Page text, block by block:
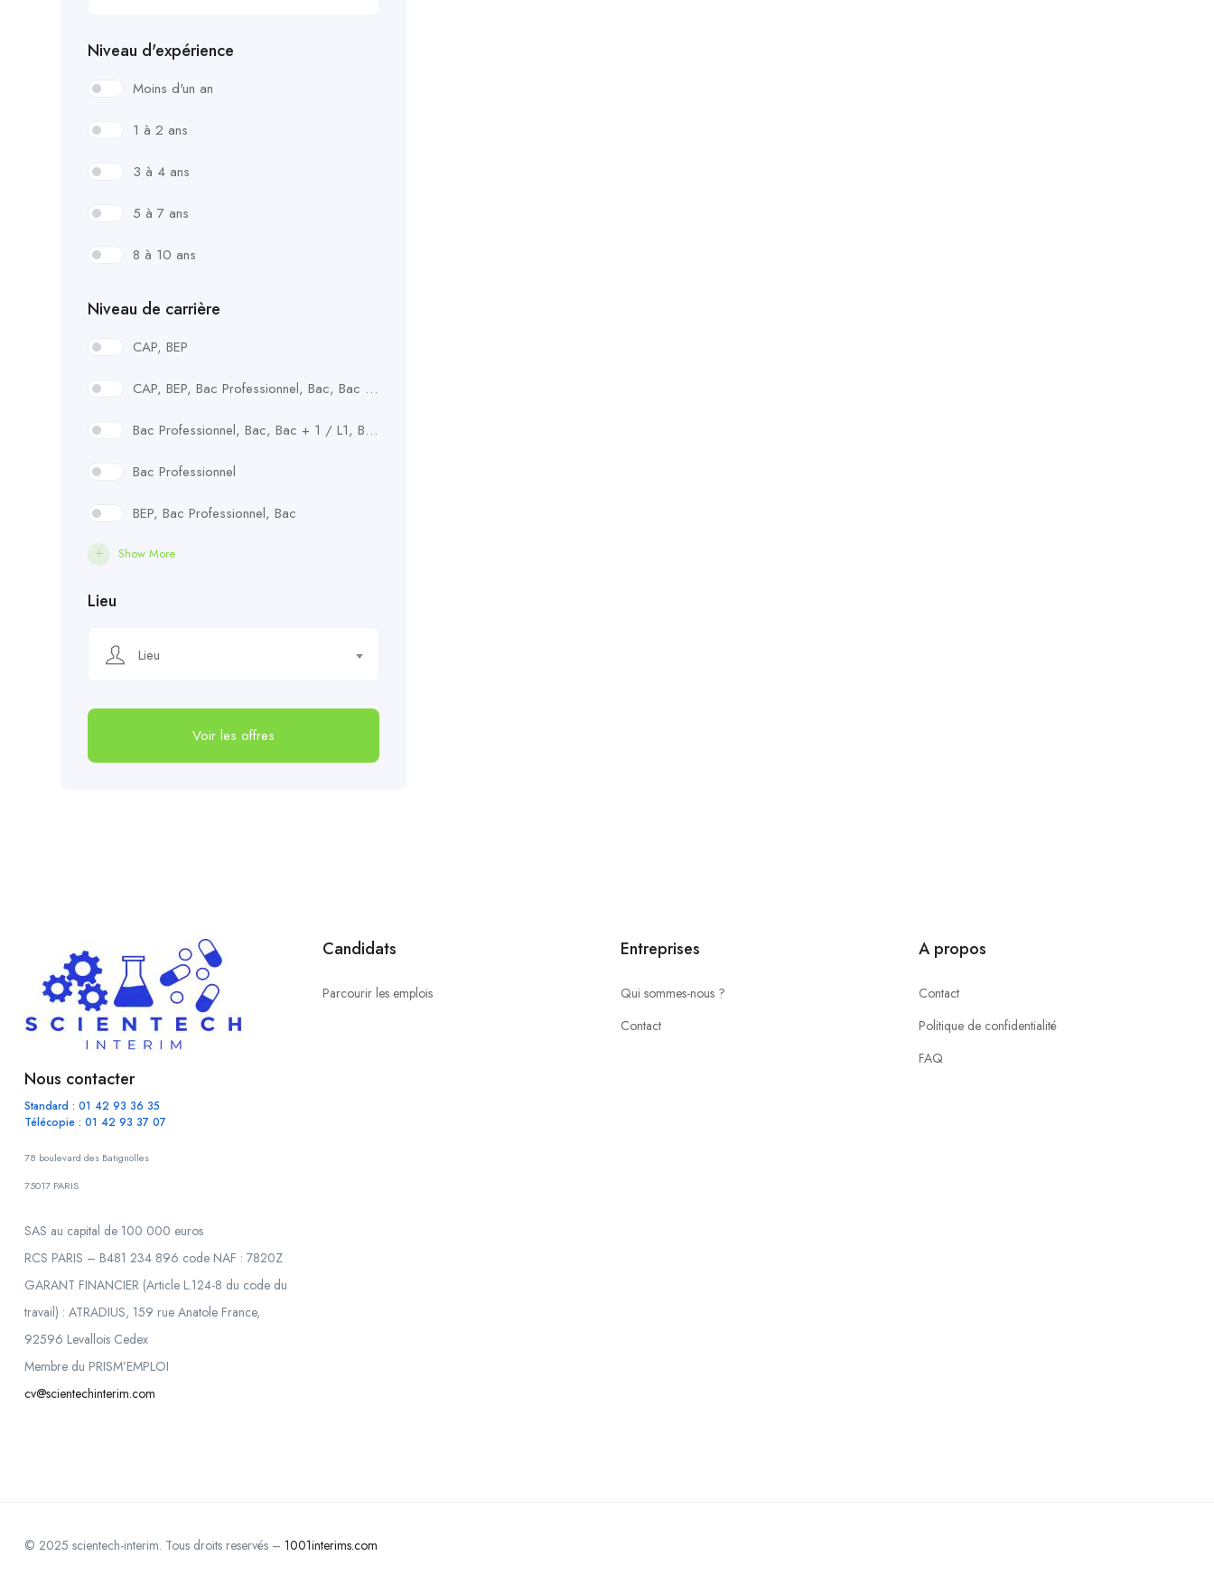
Niveau d'expérience
Moins d'un an
1 à 2 ans
3 à 4 ans
5 à 7 ans
8 à 10 ans
Niveau de carrière
CAP, BEP
CAP, BEP, Bac Professionnel, Bac, Bac + 1 / L1, Bac + 2 / L2
Bac Professionnel, Bac, Bac + 1 / L1, Bac + 2 / L2
Bac Professionnel
BEP, Bac Professionnel, Bac
Show More
Lieu
Lieu
Voir les offres
Nous contacter
Standard : 01 42 93 36 35
Télécopie : 01 42 93 37 07
78 boulevard des Batignolles
75017 PARIS
SAS au capital de 100 000 euros
RCS PARIS – B481 234 896 code NAF : 7820Z
GARANT FINANCIER (Article L.124-8 du code du
travail) : ATRADIUS, 159 rue Anatole France,
92596 Levallois Cedex
Membre du PRISM’EMPLOI
cv@scientechinterim.com
Candidats
Parcourir les emplois
Entreprises
Qui sommes-nous ?
Contact
A propos
Contact
Politique de confidentialité
FAQ
© 2025 scientech-interim. Tous droits reservés – 1001interims.com